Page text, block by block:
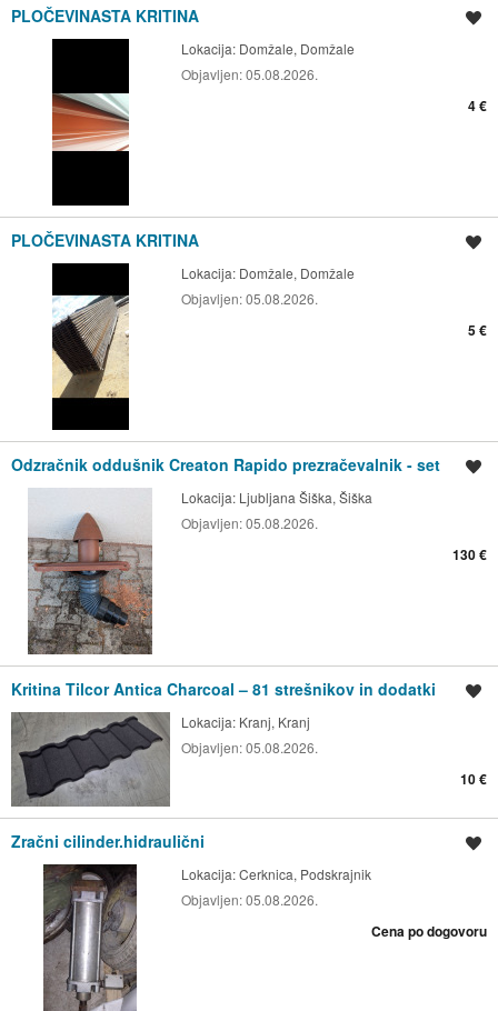
PLOČEVINASTA KRITINA
Lokacija: Domžale, Domžale
Objavljen:05.08.2026.
4 €
PLOČEVINASTA KRITINA
Lokacija: Domžale, Domžale
Objavljen:05.08.2026.
5 €
Odzračnik oddušnik Creaton Rapido prezračevalnik - set
Lokacija: Ljubljana Šiška, Šiška
Objavljen:05.08.2026.
130 €
Kritina Tilcor Antica Charcoal – 81 strešnikov in dodatki
Lokacija: Kranj, Kranj
Objavljen:05.08.2026.
10 €
Zračni cilinder.hidraulični
Lokacija:Cerknica, Podskrajnik
Objavljen:05.08.2026.
Cena po dogovoru